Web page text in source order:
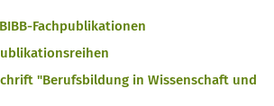
Fachpublikationen
"Berufsbildung in Wissenschaft und